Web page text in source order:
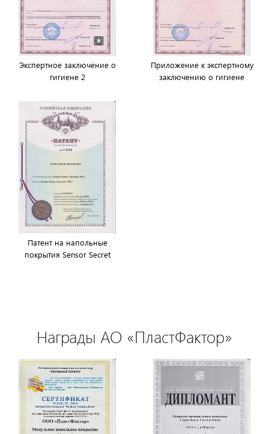
Экспертное заключение о
гигиене 2
Приложение к экспертному
заключению о гигиене
Патент на напольные
покрытия Sensor Secret
Награды АО «ПластФактор»